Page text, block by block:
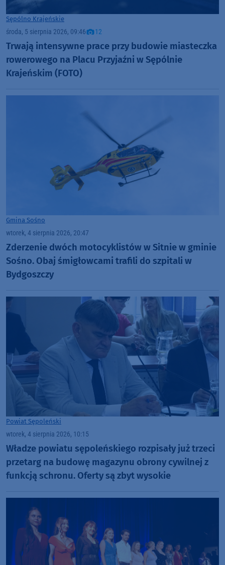
Sępólno Krajeńskie
środa, 5 sierpnia 2026, 09:46 12
Trwają intensywne prace przy budowie miasteczka
rowerowego na Placu Przyjaźni w Sępólnie
Krajeńskim (FOTO)
Gmina Sośno
wtorek, 4 sierpnia 2026, 20:47
Zderzenie dwóch motocyklistów w Sitnie w gminie
Sośno. Obaj śmigłowcami trafili do szpitali w
Bydgoszczy
Powiat Sępoleński
wtorek, 4 sierpnia 2026, 10:15
Władze powiatu sępoleńskiego rozpisały już trzeci
przetarg na budowę magazynu obrony cywilnej z
funkcją schronu. Oferty są zbyt wysokie